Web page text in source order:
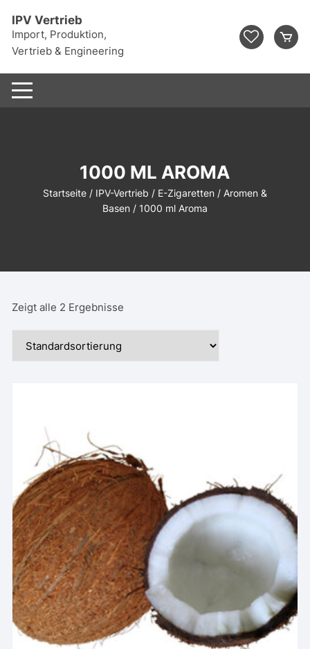
Inhalt
springen
IPV Vertrieb
Import, Produktion,
Vertrieb & Engineering
1000 ML AROMA
Startseite/ IPV-Vertrieb / E-Zigaretten/ Aromen &
Basen/ 1000 ml Aroma
Zeigt alle 2 Ergebnisse